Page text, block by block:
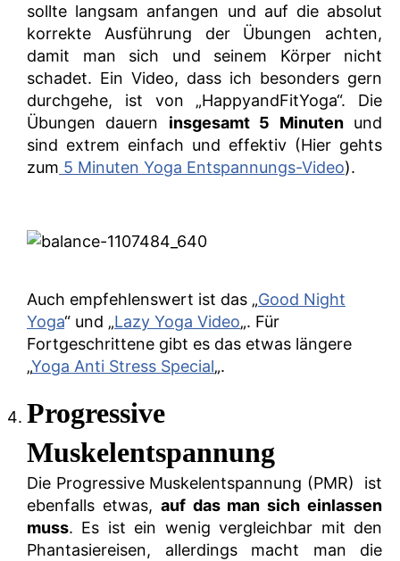
sollte langsam anfangen und auf die absolut
korrekte Ausführung der Übungen achten,
damit man sich und seinem Körper nicht
schadet. Ein Video, dass ich besonders gern
durchgehe, ist von „HappyandFitYoga“. Die
Übungen dauern insgesamt 5 Minutenund
sind extrem einfach und effektiv (Hier gehts
zum 5 Minuten Yoga Entspannungs-Video).
Auch empfehlenswert ist das „Good Night
Yoga“ und „Lazy Yoga Video„. Für
Fortgeschrittene gibt es das etwas längere
„Yoga Anti Stress Special„.
Progressive
Muskelentspannung
Die Progressive Muskelentspannung (PMR) ist
ebenfalls etwas, auf das man sich einlassen
muss. Es ist ein wenig vergleichbar mit den
Phantasiereisen, allerdings macht man die